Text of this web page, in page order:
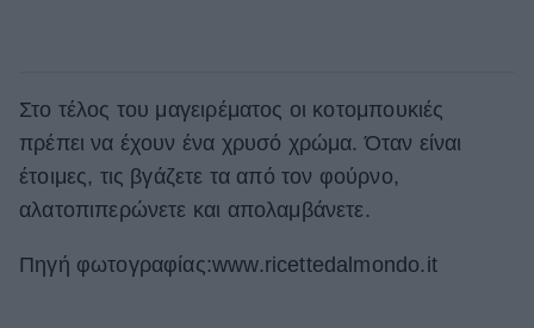
Στο τέλος του μαγειρέματος οι κοτομπουκιές
πρέπει να έχουν ένα χρυσό χρώμα. Όταν είναι
έτοιμες, τις βγάζετε τα από τον φούρνο,
αλατοπιπερώνετε και απολαμβάνετε.
Πηγή φωτογραφίας:www.ricettedalmondo.it